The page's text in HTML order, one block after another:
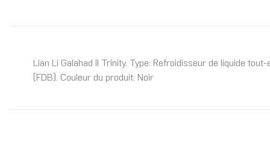
Lian Li Galahad II Trinity. Type: Refroidisseur de liquide
(FDB). Couleur du produit: Noir